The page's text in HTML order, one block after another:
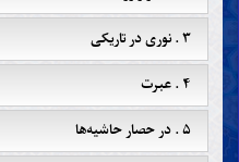
۱۲ . جهان اسلام در فرایند دو قطبی شدن
۱۳ . فجر صادق پس از غروبی
بازگشت به اسلام اثر منصور هاشمی
۱۴ . از مطّلعان بی‌مسؤولیت تا مسؤولان بی‌اطّلاع
۳ . نوری در تاریکی
۴ . عبرت
۵ . در حصار حاشیه‌ها